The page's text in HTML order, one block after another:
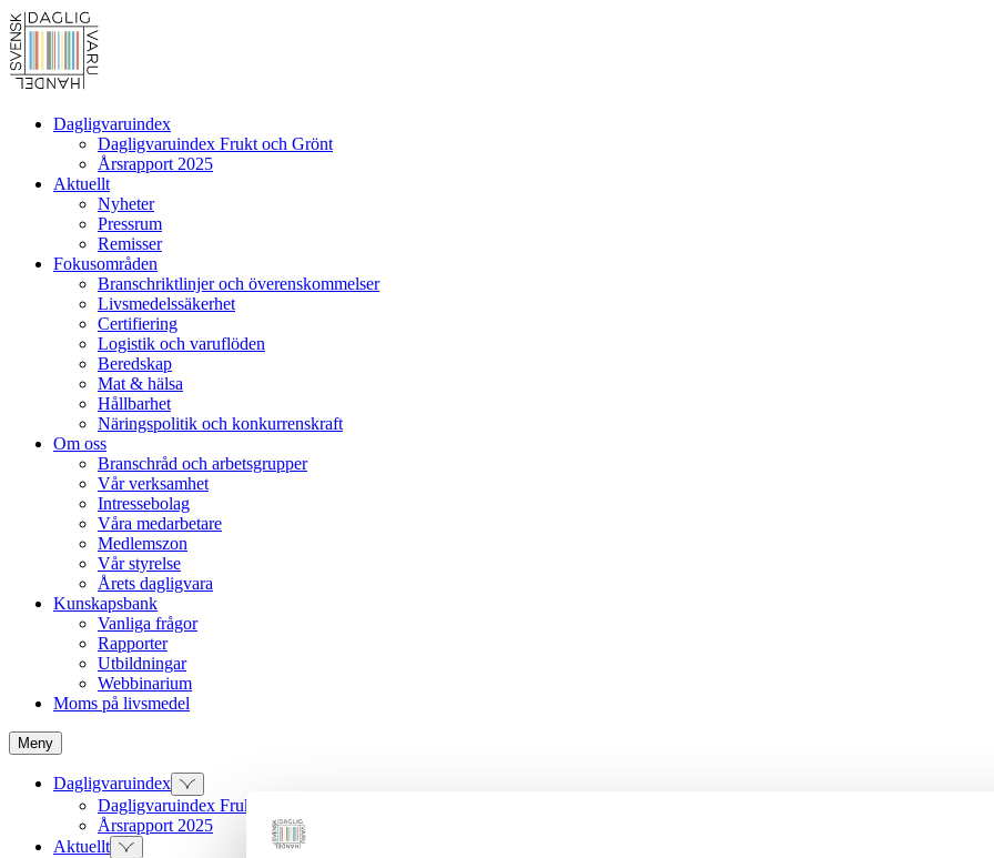
Dagligvaruindex
Dagligvaruindex Frukt och Grönt
Årsrapport 2025
Aktuellt
Nyheter
Pressrum
Remisser
Fokusområden
Branschriktlinjer och överenskommelser
Livsmedelssäkerhet
Certifiering
Logistik och varuflöden
Beredskap
Mat & hälsa
Hållbarhet
Näringspolitik och konkurrenskraft
Om oss
Branschråd och arbetsgrupper
Vår verksamhet
Intressebolag
Våra medarbetare
Medlemszon
Vår styrelse
Årets dagligvara
Kunskapsbank
Vanliga frågor
Rapporter
Utbildningar
Webbinarium
Moms på livsmedel
Meny
Dagligvaruindex
Dagligvaruindex Frukt och Grönt
Årsrapport 2025
Aktuellt